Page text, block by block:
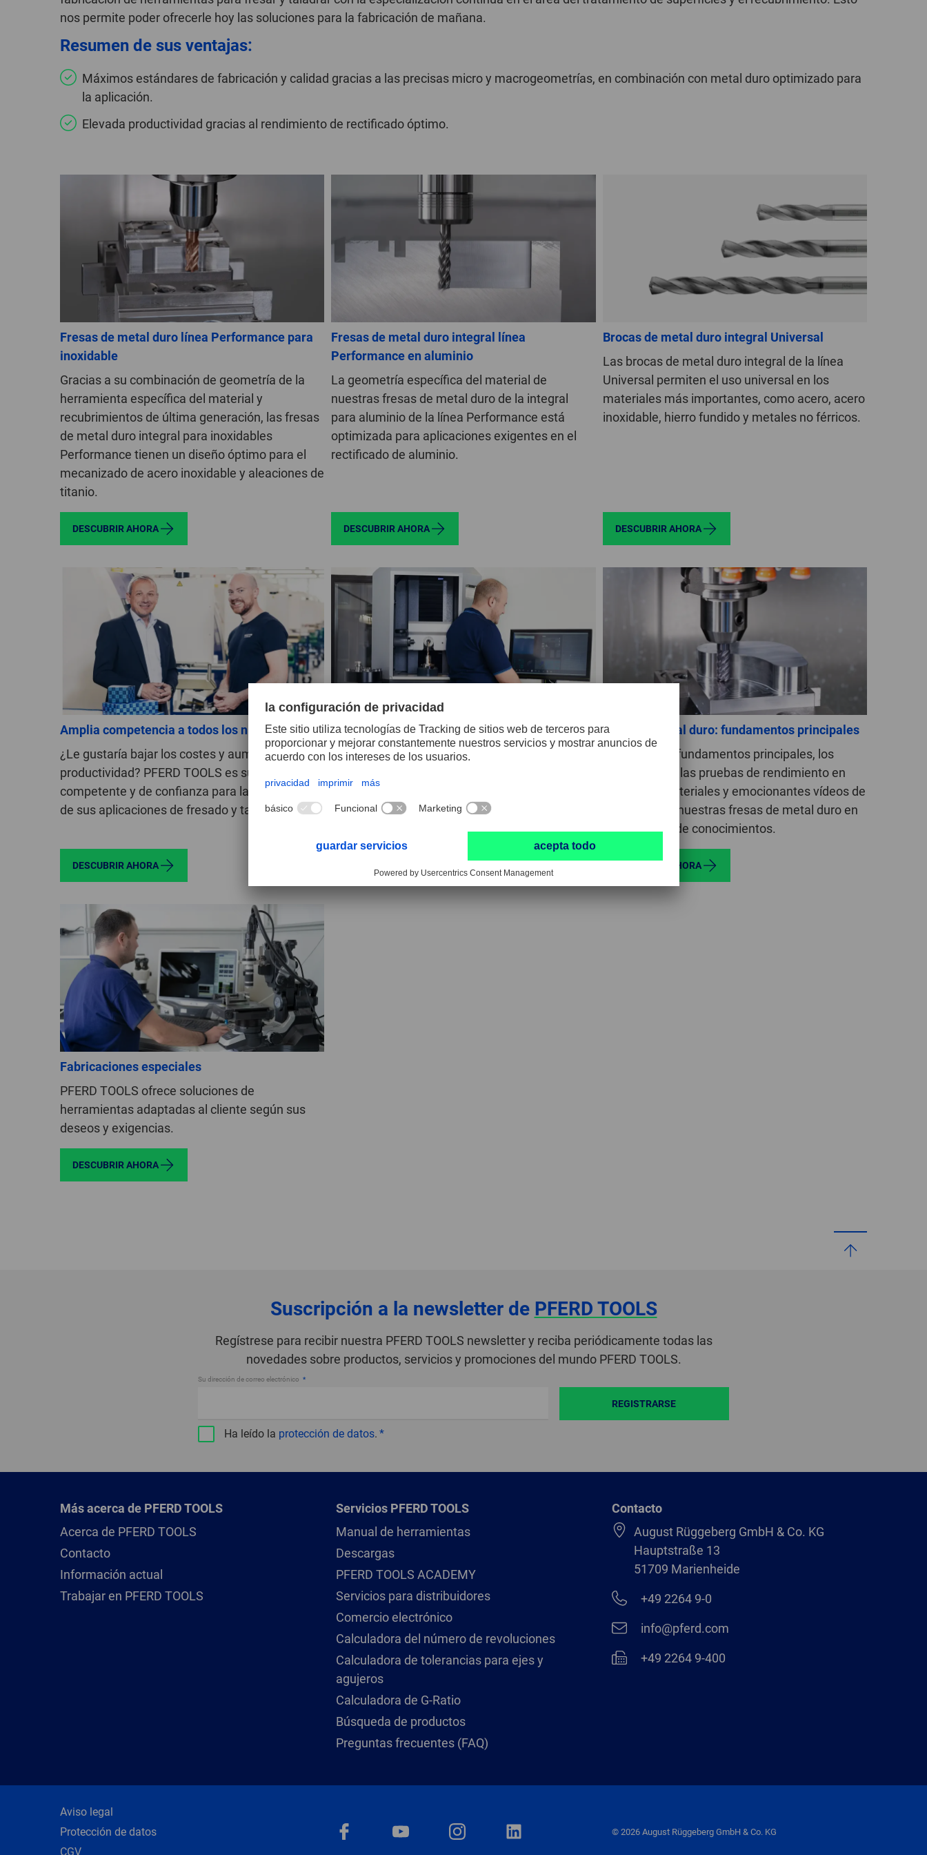
SWEDEN
ASIA/PACIFIC
AFRICA
AFRICA
GLOBAL
INTERNATIONAL
-
INTERNATIONAL
nos permite poder ofrecerle hoy las soluciones para la fabricación de mañana.
Resumen de sus ventajas:
Máximos estándares de fabricación y calidad gracias a las precisas micro y macrogeometrías, en combinación con metal duro optimizado para
la aplicación.
Elevada productividad gracias al rendimiento de rectificado óptimo.
Fresas de metal duro línea Performance para
inoxidable
Gracias a su combinación de geometría de la
herramienta específica del material y
recubrimientos de última generación, las fresas
de metal duro integral para inoxidables
Performance tienen un diseño óptimo para el
mecanizado de acero inoxidable y aleaciones de
titanio.
DESCUBRIR AHORA
Fresas de metal duro integral línea
Performance en aluminio
La geometría específica del material de
nuestras fresas de metal duro de la integral
para aluminio de la línea Performance está
optimizada para aplicaciones exigentes en el
rectificado de aluminio.
DESCUBRIR AHORA
Brocas de metal duro integral Universal
Las brocas de metal duro integral de la línea
Universal permiten el uso universal en los
materiales más importantes, como acero, acero
inoxidable, hierro fundido y metales no férricos.
DESCUBRIR AHORA
Amplia competencia a todos los niveles
¿Le gustaría bajar los costes y aumentar su
productividad? PFERD TOOLS es su socio
competente y de confianza para la optimización
de sus aplicaciones de fresado y taladrado.
DESCUBRIR AHORA
Tratamiento de superficies y el recubrimiento
Desde la preparación de la herramienta,
tratamiento posterior de la capa: no dejamos
nada al azar.
Fresa de metal duro: fundamentos principales
Descubra los fundamentos principales, los
resultados de las pruebas de rendimiento en
diferentes materiales y emocionantes vídeos de
aplicación de nuestras fresas de metal duro en
nuestra área de conocimientos.
DESCUBRIR AHORA
Fabricaciones especiales
PFERD TOOLS ofrece soluciones de
herramientas adaptadas al cliente según sus
deseos y exigencias.
DESCUBRIR AHORA
Suscripción a la newsletter de PFERD TOOLS
Regístrese para recibir nuestra PFERD TOOLS newsletter y reciba periódicamente todas las
novedades sobre productos, servicios y promociones del mundo PFERD TOOLS.
Su dirección de correo electrónico
Ha leído la protección de datos.
REGISTRARSE
Más acerca de PFERD TOOLS
Acerca de PFERD TOOLS
Contacto
Información actual
Trabajar en PFERD TOOLS
Servicios PFERD TOOLS
Manual de herramientas
Descargas
PFERD TOOLS ACADEMY
Servicios para distribuidores
Comercio electrónico
Calculadora del número de revoluciones
Calculadora de tolerancias para ejes y
agujeros
Calculadora de G-Ratio
Búsqueda de productos
Preguntas frecuentes (FAQ)
Contacto
August Rüggeberg GmbH & Co. KG
Hauptstraße 13
51709 Marienheide
+49 2264 9-0
info@pferd.com
+49 2264 9-400
Aviso legal
Protección de datos
CGV
© 2026 August Rüggeberg GmbH & Co. KG